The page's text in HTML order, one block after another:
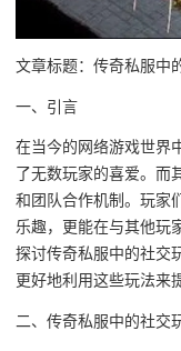
文章标题：传奇私服中
一、引言
在当今的网络游戏世界
了无数玩家的喜爱。而
和团队合作机制。玩家
乐趣，更能在与其他玩
探讨传奇私服中的社交
更好地利用这些玩法来
二、传奇私服中的社交